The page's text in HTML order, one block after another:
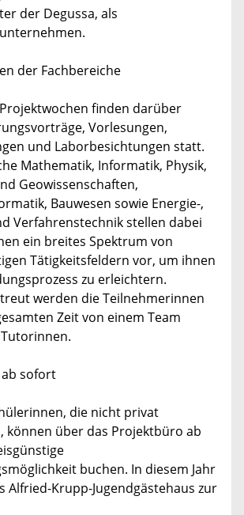
der Degussa, als
der Fachbereiche
finden darüber
Vorlesungen,
und Laborbesichtungen statt.
Mathematik, Informatik, Physik,
Geowissenschaften,
Bauwesen sowie Energie-,
Verfahrenstechnik stellen dabei
ein breites Spektrum von
Tätigkeitsfeldern vor, um ihnen
zu erleichtern.
werden die Teilnehmerinnen
Zeit von einem Team
sofort
die nicht privat
können über das Projektbüro ab
buchen. In diesem Jahr
Alfried-Krupp-Jugendgästehaus zur